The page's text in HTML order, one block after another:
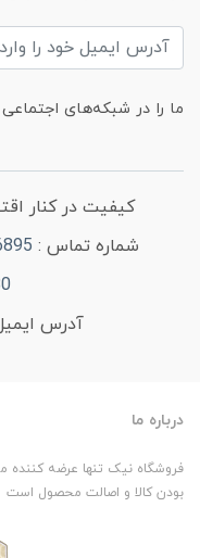
ما را در شبکه‌های اجتماعی
کیفیت در کنار
شماره تماس :
آدرس
درباره ما
فروشگاه نیک تنها عرضه
بودن کالا و اصالت محصول است